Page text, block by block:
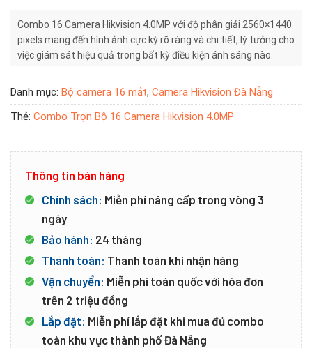
Combo 16 Camera Hikvision 4.0MP với độ phân giải 2560×1440
pixels mang đến hình ảnh cực kỳ rõ ràng và chi tiết, lý tưởng cho
việc giám sát hiệu quả trong bất kỳ điều kiện ánh sáng nào.
Danh mục: Bộ camera 16 mắt, Camera Hikvision Đà Nẵng
Thẻ: Combo Trọn Bộ 16 Camera Hikvision 4.0MP
Thông tin bán hàng
Chính sách: Miễn phí nâng cấp trong vòng 3
ngày
Bảo hành: 24 tháng
Thanh toán: Thanh toán khi nhận hàng
Vận chuyển: Miễn phí toàn quốc với hóa đơn
trên 2 triệu đồng
Lắp đặt: Miễn phí lắp đặt khi mua đủ combo
toàn khu vực thành phố Đà Nẵng